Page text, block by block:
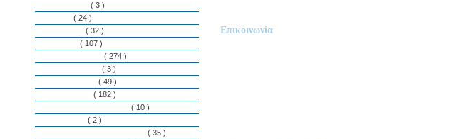
( 3 )
( 24 )
( 32 )
( 107 )
( 274 )
( 3 )
( 49 )
( 182 )
( 10 )
( 2 )
( 35 )
Επικοινωνία